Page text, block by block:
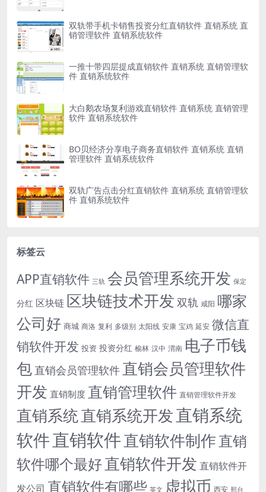
双轨带手机卡销售投资分红直销软件 直销系统 直
销管理软件 直销系统软件
一推十带四层提成直销软件 直销系统 直销管理软
件 直销系统软件
大白鹅农场复利游戏直销软件 直销系统 直销管理
软件 直销系统软件
BO贝经济分享电子商务直销软件 直销系统 直销
管理软件 直销系统软件
双轨广告点击分红直销软件 直销系统 直销管理软
件 直销系统软件
标签云
APP直销软件 三轨 会员管理系统开发 保定
分红 区块链 区块链技术开发 双轨 咸阳 哪家
公司好 商城 商洛 复利 多级别 太阳线 安康 宝鸡 延安 微信直
销软件开发 投资 投资分红 榆林 汉中 渭南 电子币钱
包 直销会员管理软件 直销会员管理软件
开发 直销制度 直销管理软件 直销管理软件开发
直销系统直销系统开发直销系统
软件直销软件直销软件制作直销
软件哪个最好直销软件开发 直销软件开
发公司 直销软件有哪些 英文 虚拟币 西安 邢台